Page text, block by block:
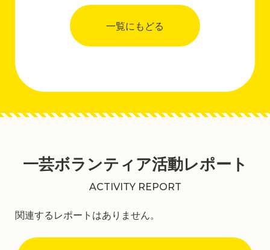
一覧にもどる
一芸ボランティア活動レポート
ACTIVITY REPORT
関連するレポートはありません。